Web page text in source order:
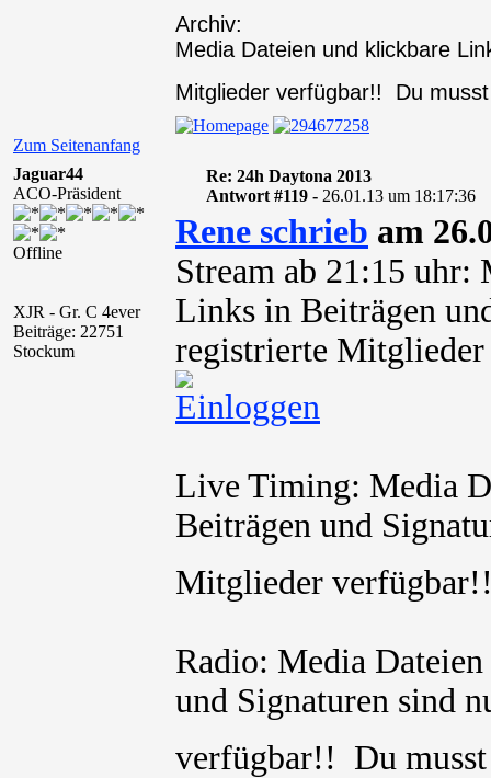
Zum Seitenanfang
Archiv:
Media Dateien und klickbare
Mitglieder verfügbar!! Du
Jaguar44
ACO-Präsident
Offline
XJR - Gr. C 4ever
Beiträge: 22751
Stockum
Re: 24h Daytona 2013
Antwort #119 - 26.01.13 um 18:17:36
Rene schrieb am
Stream ab 21:15 uhr:
Links in Beiträgen
registrierte
Live Timing: Media
Beiträgen und
Mitglieder
Radio: Media
und Signaturen sind
verfügbar!! Du